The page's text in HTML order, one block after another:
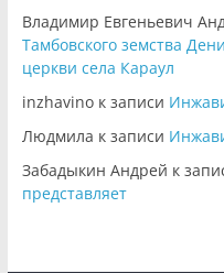
Владимир Евгеньевич
Тамбовского земства
церкви села Караул
inzhavinoк записи
Людмила к записи
Забадыкин Андрей к
представляет